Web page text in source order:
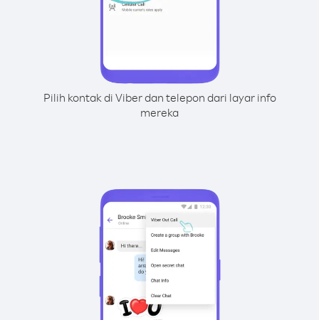
Pilih kontak di Viber dan telepon dari layar info
mereka